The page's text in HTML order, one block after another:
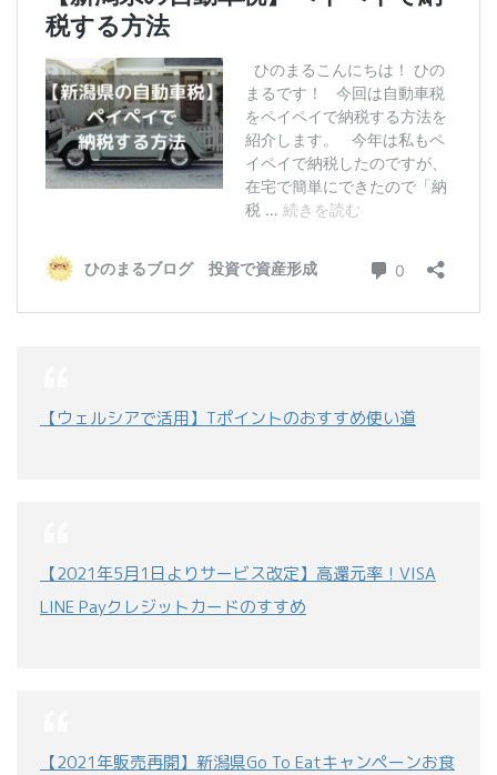
【ウェルシアで活用】Tポイントのおすすめ使い道
【2021年5月1日よりサービス改定】高還元率！VISA
LINE Payクレジットカードのすすめ
【2021年販売再開】新潟県Go To Eatキャンペーンお食